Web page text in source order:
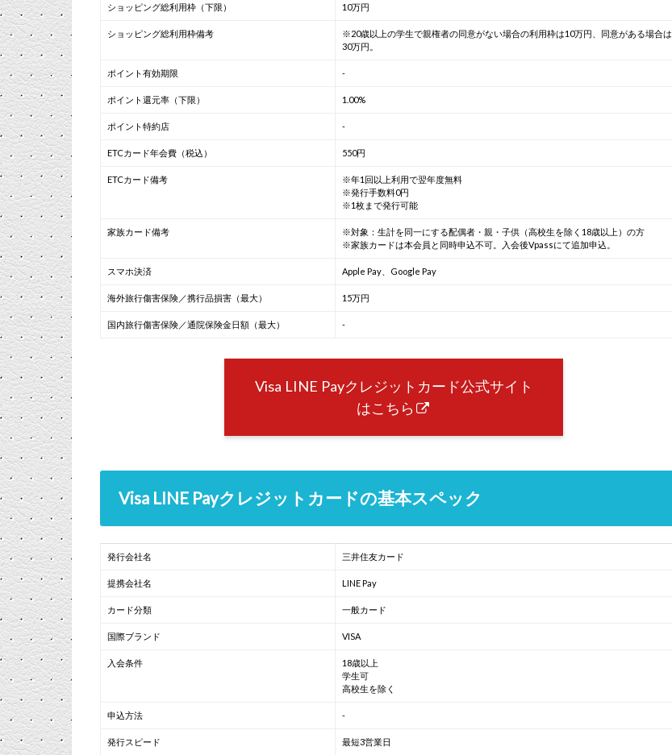
ショッピング総利用枠（下限） 10万円
ショッピング総利用枠備考
※20歳以上の学生で親権者の同意がない場合の利用枠は10万円、同意がある場合は
30万円。
ポイント有効期限 -
ポイント還元率（下限） 1.00%
ポイント特約店 -
ETCカード年会費（税込） 550円
ETCカード備考
※年1回以上利用で翌年度無料
※発行手数料0円
※1枚まで発行可能
家族カード備考
※対象：生計を同一にする配偶者・親・子供（高校生を除く18歳以上）の方
※家族カードは本会員と同時申込不可。入会後Vpassにて追加申込。
スマホ決済 Apple Pay、Google Pay
海外旅行傷害保険／携行品損害（最大） 15万円
国内旅行傷害保険／通院保険金日額（最大） -
Visa LINE Payクレジットカード公式サイト
はこちら
Visa LINE Payクレジットカードの基本スペック
発行会社名 三井住友カード
提携会社名 LINE Pay
カード分類 一般カード
国際ブランド VISA
入会条件
18歳以上
学生可
高校生を除く
申込方法 -
発行スピード 最短3営業日